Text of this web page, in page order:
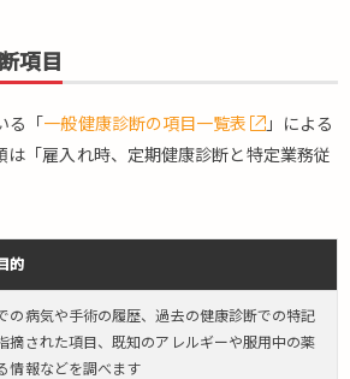
項目
る「 一般健康診断の項目一覧表
」による
は「雇入れ時、定期健康診断と特定業務従
的
の病気や手術の履歴、過去の健康診断での特記
摘された項目、既知のアレルギーや服用中の薬
情報などを調べます